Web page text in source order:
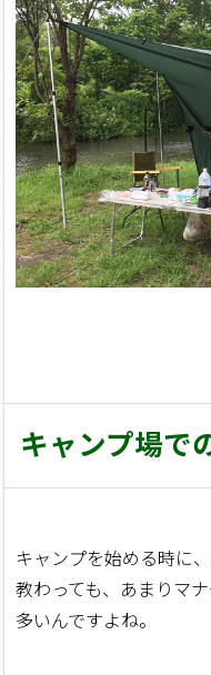
キャンプ場で
キャンプを始める時に
教わっても、あまりマ
多いんですよね。